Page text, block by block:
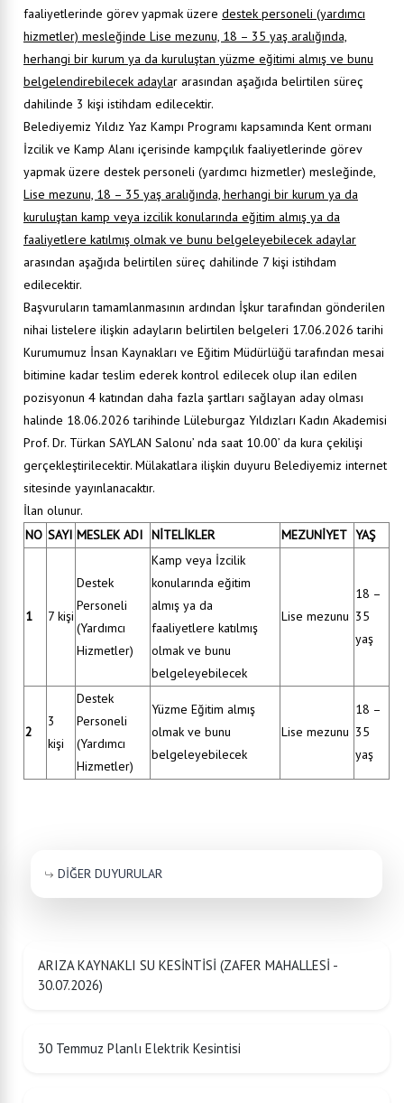
faaliyetlerinde görev yapmak üzere destek personeli (yardımcı
hizmetler) mesleğinde Lise mezunu, 18 – 35 yaş aralığında,
herhangi bir kurum ya da kuruluştan yüzme eğitimi almış ve bunu
belgelendirebilecek adaylar arasından aşağıda belirtilen süreç
dahilinde 3 kişi istihdam edilecektir.
Belediyemiz Yıldız Yaz Kampı Programı kapsamında Kent ormanı
İzcilik ve Kamp Alanı içerisinde kampçılık faaliyetlerinde görev
yapmak üzere destek personeli (yardımcı hizmetler) mesleğinde,
Lise mezunu, 18 – 35 yaş aralığında, herhangi bir kurum ya da
kuruluştan kamp veya izcilik konularında eğitim almış ya da
faaliyetlere katılmış olmak ve bunu belgeleyebilecek adaylar
arasından aşağıda belirtilen süreç dahilinde 7 kişi istihdam
edilecektir.
Başvuruların tamamlanmasının ardından İşkur tarafından gönderilen
nihai listelere ilişkin adayların belirtilen belgeleri 17.06.2026 tarihi
Kurumumuz İnsan Kaynakları ve Eğitim Müdürlüğü tarafından mesai
bitimine kadar teslim ederek kontrol edilecek olup ilan edilen
pozisyonun 4 katından daha fazla şartları sağlayan aday olması
halinde 18.06.2026 tarihinde Lüleburgaz Yıldızları Kadın Akademisi
Prof. Dr. Türkan SAYLAN Salonu’ nda saat 10.00’ da kura çekilişi
gerçekleştirilecektir. Mülakatlara ilişkin duyuru Belediyemiz internet
sitesinde yayınlanacaktır.
İlan olunur.
NO SAYI MESLEK ADI NİTELİKLER MEZUNİYET YAŞ
1 7 kişi
Destek
Personeli
(Yardımcı
Hizmetler)
Kamp veya İzcilik
konularında eğitim
almış ya da
faaliyetlere katılmış
olmak ve bunu
belgeleyebilecek
Lise mezunu
18 –
35
yaş
2
3
kişi
Destek
Personeli
(Yardımcı
Hizmetler)
Yüzme Eğitim almış
olmak ve bunu
belgeleyebilecek
Lise mezunu
18 –
35
yaş
DİĞER DUYURULAR
ARIZA KAYNAKLI SU KESİNTİSİ (ZAFER MAHALLESİ -
30.07.2026)
30 Temmuz Planlı Elektrik Kesintisi